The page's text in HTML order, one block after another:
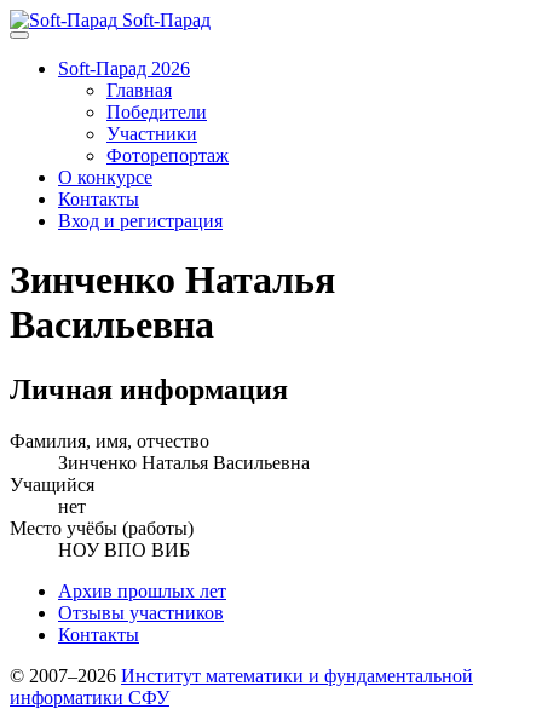
Soft-Парад
Soft-Парад 2026
Главная
Победители
Участники
Фоторепортаж
О конкурсе
Контакты
Вход и регистрация
Зинченко Наталья
Васильевна
Личная информация
Фамилия, имя, отчество
Зинченко Наталья Васильевна
Учащийся
нет
Место учёбы (работы)
НОУ ВПО ВИБ
Архив прошлых лет
Отзывы участников
Контакты
© 2007–2026 Институт математики и фундаментальной
информатики СФУ